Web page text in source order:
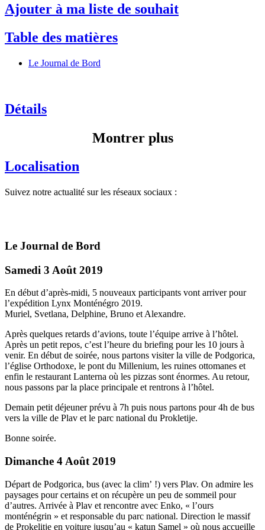
Ajouter à ma liste de souhait
Table des matières
Le Journal de Bord
Détails
Montrer plus
Localisation
Suivez notre actualité sur les réseaux sociaux :
Le Journal de Bord
Samedi 3 Août 2019
En début d’après-midi, 5 nouveaux participants vont arriver pour
l’expédition Lynx Monténégro 2019.
Muriel, Svetlana, Delphine, Bruno et Alexandre.
Après quelques retards d’avions, toute l’équipe arrive à l’hôtel.
Après un petit repos, c’est l’heure du briefing pour les 10 jours à
venir. En début de soirée, nous partons visiter la ville de Podgorica,
l’église Orthodoxe, le pont du Millenium, les ruines ottomanes et
enfin le restaurant Lanterna où les pizzas sont énormes. Au retour,
nous passons par la place principale et rentrons à l’hôtel.
Demain petit déjeuner prévu à 7h puis nous partons pour 4h de bus
vers la ville de Plav et le parc national du Prokletije.
Bonne soirée.
Dimanche 4 Août 2019
Départ de Podgorica, bus (avec la clim’ !) vers Plav. On admire les
paysages pour certains et on récupère un peu de sommeil pour
d’autres. Arrivée à Plav et rencontre avec Enko, « l’ours
monténégrin » et responsable du parc national. Direction le massif
de Prokelitje en voiture jusqu’au « katun Samel » où nous accueille